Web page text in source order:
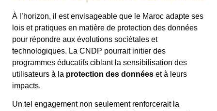
À l’horizon, il est envisageable que le Maroc adapte ses
lois et pratiques en matière de protection des données
pour répondre aux évolutions sociétales et
technologiques. La CNDP pourrait initier des
programmes éducatifs ciblant la sensibilisation des
utilisateurs à la protection des données et à leurs
impacts.
Un tel engagement non seulement renforcerait la